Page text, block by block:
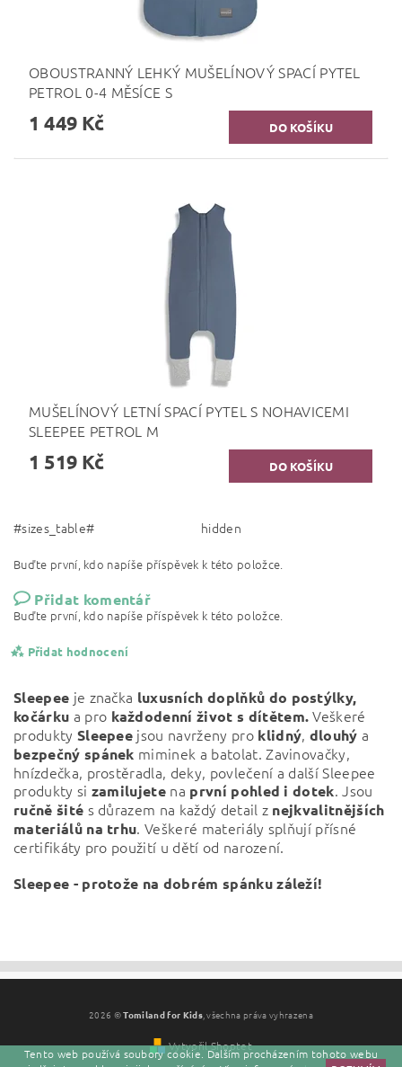
OBOUSTRANNÝ LEHKÝ MUŠELÍNOVÝ SPACÍ PYTEL
PETROL 0-4 MĚSÍCE S
1 449 Kč
MUŠELÍNOVÝ LETNÍ SPACÍ PYTEL S NOHAVICEMI
SLEEPEE PETROL M
1 519 Kč
#sizes_table# hidden
Buďte první, kdo napíše příspěvek k této položce.
Přidat komentář
Buďte první, kdo napíše příspěvek k této položce.
Přidat hodnocení
Sleepee je značka luxusních doplňků do postýlky,
kočárku a pro každodenní život s dítětem.Veškeré
produkty Sleepee jsou navrženy pro klidný, dlouhý a
bezpečný spánek miminek a batolat. Zavinovačky,
hnízdečka, prostěradla, deky, povlečení a další Sleepee
produkty si zamilujete na první pohled i dotek. Jsou
ručně šité s důrazem na každý detail z nejkvalitnějších
materiálů na trhu. Veškeré materiály splňují přísné
certifikáty pro použití u dětí od narození.
Sleepee - protože na dobrém spánku záleží!
2026 ©Tomiland for Kids, všechna práva vyhrazena
Vytvořil Shoptet
Tento web používá soubory cookie. Dalším procházením tohoto webu